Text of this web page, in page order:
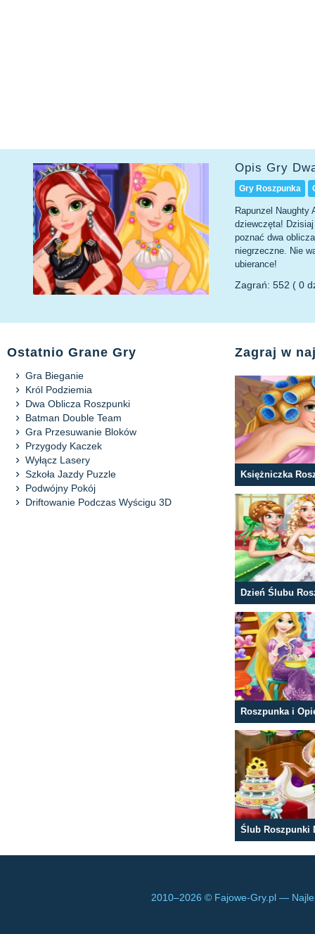
Opis Gry
Gry Roszpunka
Rapunzel
dziewczęta!
poznać dwa
niegrzeczne. Nie
ubierance!
Zagrań: 552 ( 0
Ostatnio Grane Gry
Gra Bieganie
Król Podziemia
Dwa Oblicza Roszpunki
Batman Double Team
Gra Przesuwanie Bloków
Przygody Kaczek
Wyłącz Lasery
Szkoła Jazdy Puzzle
Podwójny Pokój
Driftowanie Podczas Wyścigu 3D
Zagraj w
Dzień Ślubu
2010–2026 © Fajowe-Gry.pl —